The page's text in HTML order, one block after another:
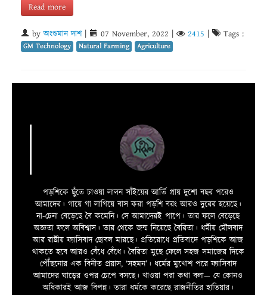
Read more
byঅংশুমান দাশ| 07 November, 2022 2415 Tags :
GM Technology Natural Farming Agriculture
পড়শিকে ছুঁতে চাওয়া লালন সাঁইয়ের আর্তি প্রায় দুশো বছর পরেও
আমাদের। গায়ে গা লাগিয়ে বাস করা পড়শি বরং আরও দুরের হয়েছে।
না-চেনা বেড়েছে বৈ কমেনি। সে আমাদেরই পাপে। তার ফলে বেড়েছে
অজ্ঞতা ফলে অবিশ্বাস। তার থেকে জন্ম নিয়েছে বৈরিতা। ধর্মীয় মৌলবাদ
আর রাষ্ট্রীয় ফ্যাসিবাদ ছোবল মারছে। প্রতিরোধে প্রতিবাদে পড়শিকে আজ
থাকতে হবে আরও বেঁধে বেঁধে। বৈরিতা মুছে ফেলে সহজ সমাজের দিকে
পৌঁছনোর এক বিনীত প্রয়াস, ‘সহমন’। ধর্মের মুখোশ পরে ফ্যাসিবাদ
আমাদের ঘাড়ের ওপর চেপে বসছে। খাওয়া পরা কথা বলা—­­ যে কোনও
অধিকারই আজ বিপন্ন। তারা ধর্মকে করেছে রাজনীতির হাতিয়ার।